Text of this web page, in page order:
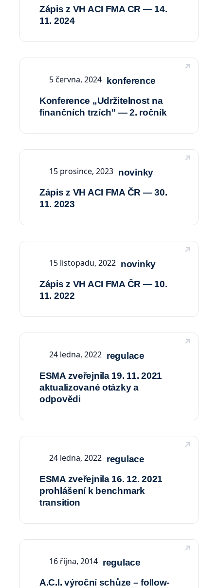
Zápis z VH ACI FMA CR — 14.
11. 2024
5 června, 2024
konference
Konference „Udržitelnost na
finančních trzích" — 2. ročník
15 prosince, 2023 novinky
Zápis z VH ACI FMA ČR — 30.
11. 2023
15 listopadu, 2022 novinky
Zápis z VH ACI FMA ČR — 10.
11. 2022
24 ledna, 2022 regulace
ESMA zveřejnila 19. 11. 2021
aktualizované otázky a
odpovědi
24 ledna, 2022 regulace
ESMA zveřejnila 16. 12. 2021
prohlášení k benchmark
transition
16 října, 2014 regulace
A.C.I. výroční schůze – follow-